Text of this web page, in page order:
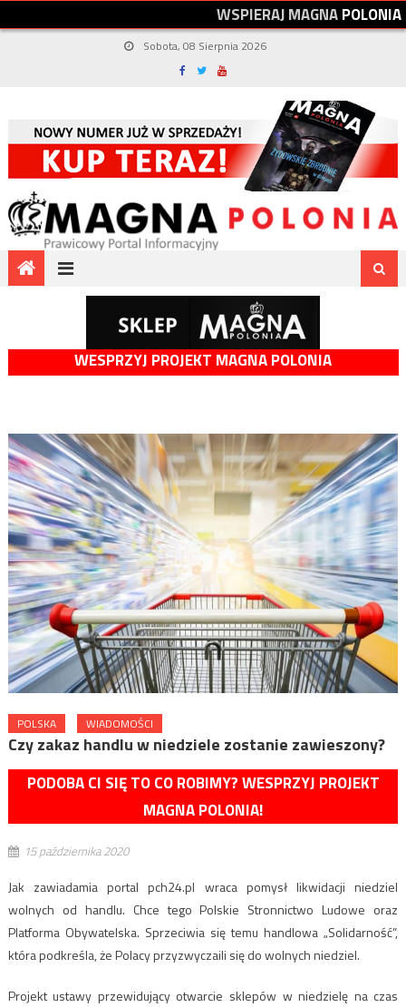
WSPIERAJMAGNAPOLONIA
Sobota, 08 Sierpnia 2026
WESPRZYJ PROJEKT MAGNA POLONIA
POLSKA WIADOMOŚCI
Czy zakaz handlu w niedziele zostanie zawieszony?
PODOBA CI SIĘ TO CO ROBIMY? WESPRZYJ PROJEKT
MAGNA POLONIA!
15 października 2020
Jak zawiadamia portal pch24.pl wraca pomysł likwidacji niedziel
wolnych od handlu. Chce tego Polskie Stronnictwo Ludowe oraz
Platforma Obywatelska. Sprzeciwia się temu handlowa „Solidarność”,
która podkreśla, że Polacy przyzwyczaili się do wolnych niedziel.
Projekt ustawy przewidujący otwarcie sklepów w niedzielę na czas